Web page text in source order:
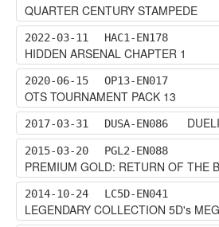
QUARTER CENTURY STAMPEDE
2022-03-11 HAC1-EN178
HIDDEN ARSENAL CHAPTER 1
2020-06-15 OP13-EN017
OTS TOURNAMENT PACK 13
2017-03-31 DUSA-EN086
2015-03-20 PGL2-EN088
PREMIUM GOLD: RETURN OF THE
2014-10-24 LC5D-EN041
LEGENDARY COLLECTION 5D's